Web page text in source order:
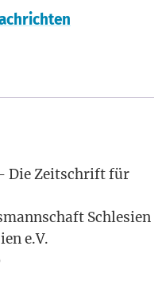
Die Zeit­schrift für
Schle­si­en
e.V.